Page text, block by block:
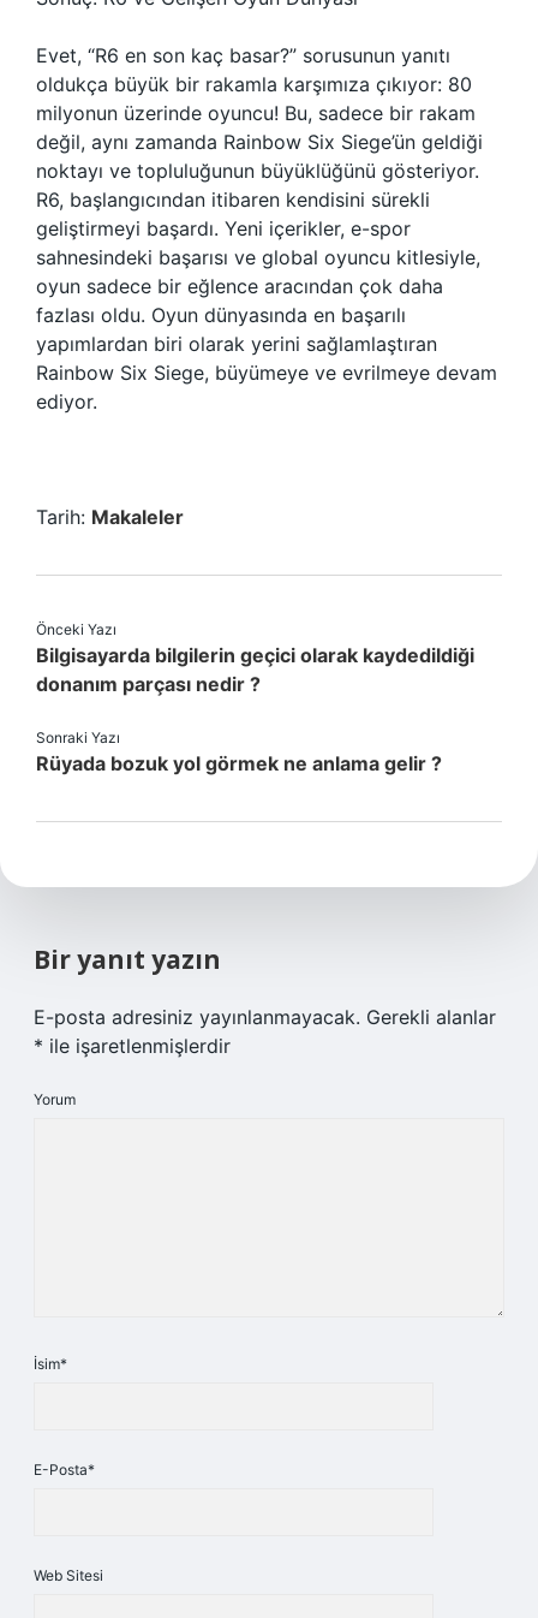
Evet, “R6 en son kaç basar?” sorusunun yanıtı
oldukça büyük bir rakamla karşımıza çıkıyor: 80
milyonun üzerinde oyuncu! Bu, sadece bir rakam
değil, aynı zamanda Rainbow Six Siege’ün geldiği
noktayı ve topluluğunun büyüklüğünü gösteriyor.
R6, başlangıcından itibaren kendisini sürekli
geliştirmeyi başardı. Yeni içerikler, e-spor
sahnesindeki başarısı ve global oyuncu kitlesiyle,
oyun sadece bir eğlence aracından çok daha
fazlası oldu. Oyun dünyasında en başarılı
yapımlardan biri olarak yerini sağlamlaştıran
Rainbow Six Siege, büyümeye ve evrilmeye devam
ediyor.
Tarih: Makaleler
Önceki Yazı
Bilgisayarda bilgilerin geçici olarak kaydedildiği
donanım parçası nedir ?
Sonraki Yazı
Rüyada bozuk yol görmek ne anlama gelir ?
Bir yanıt yazın
E-posta adresiniz yayınlanmayacak. Gerekli alanlar
* ile işaretlenmişlerdir
Yorum
İsim*
E-Posta*
Web Sitesi